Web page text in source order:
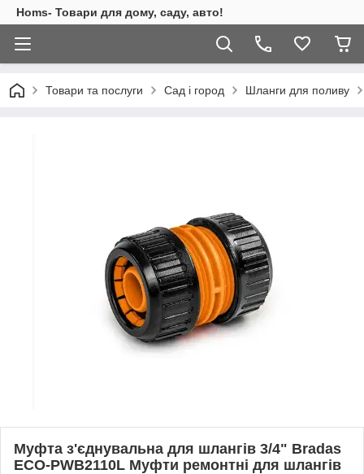
Homs- Товари для дому, саду, авто!
Товари та послуги Сад і город Шланги для поливу
Муфта з'єднувальна для шлангів 3/4" Bradas
ECO-PWB2110L Муфти ремонтні для шлангів